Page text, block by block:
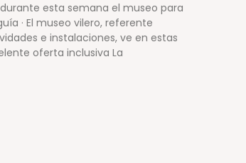
esta semana el museo para
· El museo vilero, referente
e instalaciones, ve en estas
oferta inclusiva La